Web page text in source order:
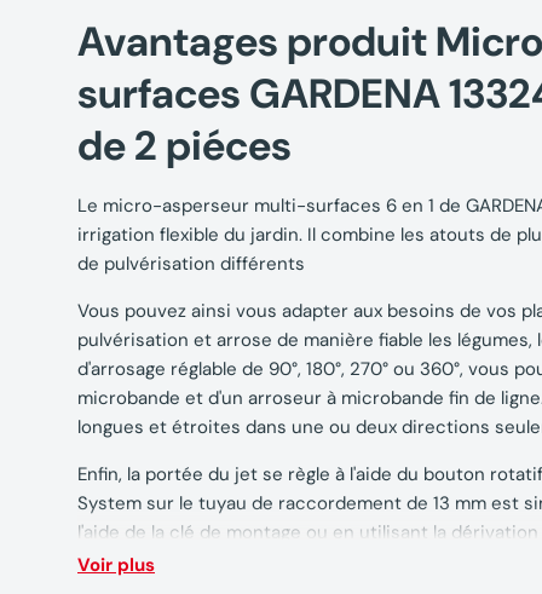
Avantages produit
surfaces GARDENA
de 2 piéces
Le micro-asperseur multi-surfaces 6 en 1 de
irrigation flexible du jardin. Il combine les atouts de
de pulvérisation différents
Vous pouvez ainsi vous adapter aux besoins de vos
pulvérisation et arrose de manière fiable les légumes,
d'arrosage réglable de 90°, 180°, 270° ou 360°, vous
microbande et d'un arroseur à microbande fin de
longues et étroites dans une ou deux directions
Enfin, la portée du jet se règle à l'aide du bouton
System sur le tuyau de raccordement de 13 mm est
l'aide de la clé de montage ou en utilisant la
Avec le tube prolongateur pour micro-asperseurs art.
Voir plus